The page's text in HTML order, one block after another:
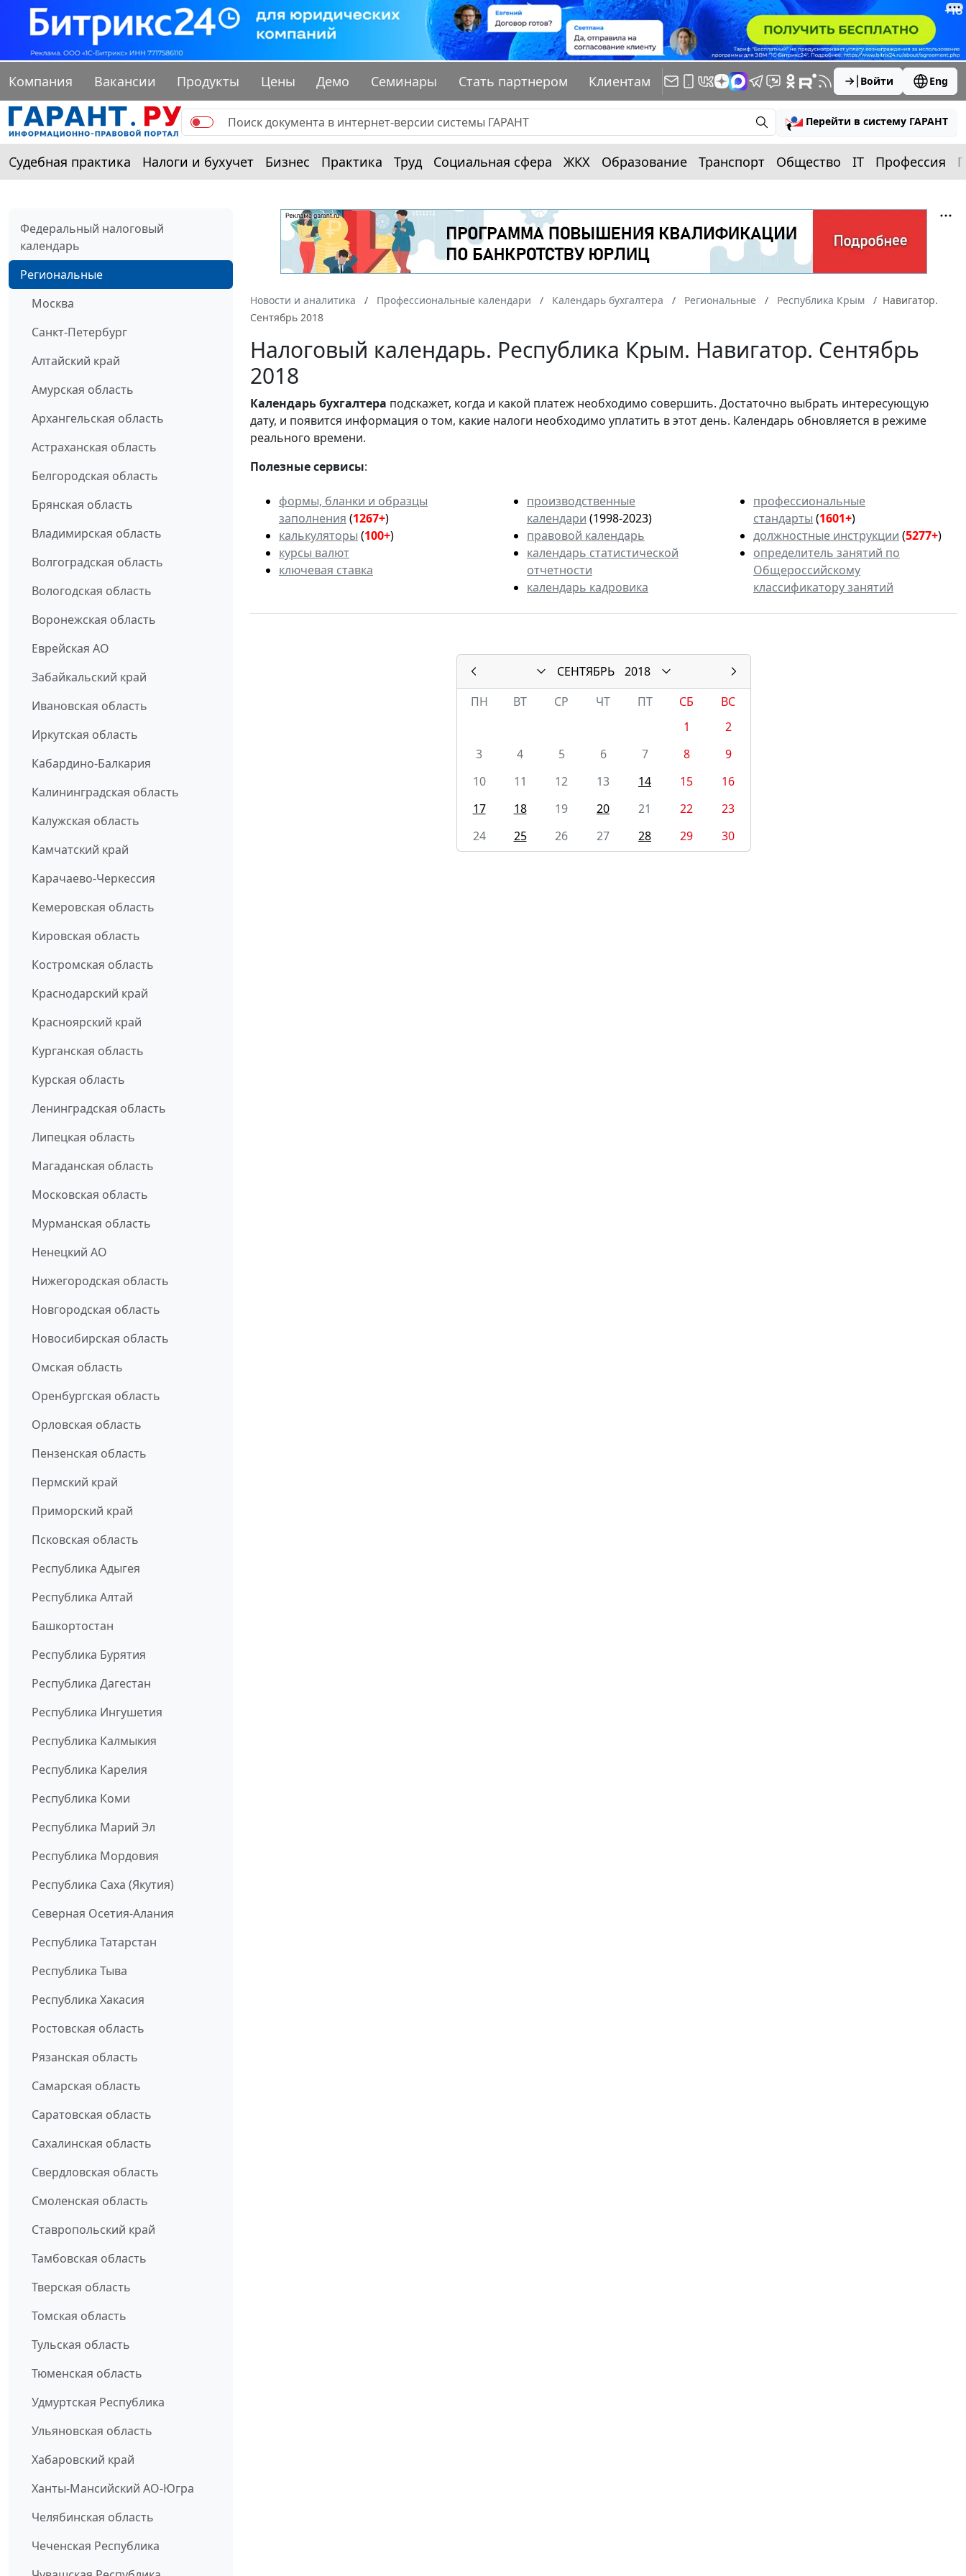
Компания Вакансии Продукты Цены Демо Семинары Стать партнером Клиентам Войти Eng
Перейти в систему ГАРАНТ
Судебная практика Налоги и бухучет Бизнес Практика Труд Социальная сфера ЖКХ Образование Транспорт Общество IT Профессия
Федеральный налоговый
календарь
Региональные
Москва
Санкт-Петербург
Алтайский край
Амурская область
Архангельская область
Астраханская область
Белгородская область
Брянская область
Владимирская область
Волгоградская область
Вологодская область
Воронежская область
Еврейская АО
Забайкальский край
Ивановская область
Иркутская область
Кабардино-Балкария
Калининградская область
Калужская область
Камчатский край
Карачаево-Черкессия
Кемеровская область
Кировская область
Костромская область
Краснодарский край
Красноярский край
Курганская область
Курская область
Ленинградская область
Липецкая область
Магаданская область
Московская область
Мурманская область
Ненецкий АО
Нижегородская область
Новгородская область
Новосибирская область
Омская область
Оренбургская область
Орловская область
Пензенская область
Пермский край
Приморский край
Псковская область
Республика Адыгея
Республика Алтай
Башкортостан
Республика Бурятия
Республика Дагестан
Республика Ингушетия
Республика Калмыкия
Республика Карелия
Республика Коми
Республика Марий Эл
Республика Мордовия
Республика Саха (Якутия)
Северная Осетия-Алания
Республика Татарстан
Республика Тыва
Республика Хакасия
Ростовская область
Рязанская область
Самарская область
Саратовская область
Сахалинская область
Свердловская область
Смоленская область
Ставропольский край
Тамбовская область
Тверская область
Томская область
Тульская область
Тюменская область
Удмуртская Республика
Ульяновская область
Хабаровский край
Ханты-Мансийский АО-Югра
Челябинская область
Чеченская Республика
Новости и аналитика Профессиональные календари Календарь бухгалтера Региональные Республика Крым
Навигатор.
Сентябрь 2018
Налоговый календарь. Республика Крым. Навигатор. Сентябрь
2018
Календарьбухгалтера подскажет, когда и какой платеж необходимо совершить. Достаточно выбрать интересующую
дату, и появится информация о том, какие налоги необходимо уплатить в этот день. Календарь обновляется в режиме
реального времени.
Полезные сервисы:
формы, бланки и образцы
заполнения (1267+)
калькуляторы (100+)
курсы валют
ключевая ставка
производственные
календари (1998-2023)
правовой календарь
календарь статистической
отчетности
календарь кадровика
профессиональные
стандарты (1601+)
должностные инструкции (5277+)
определитель занятий по
Общероссийскому
классификатору занятий
СЕНТЯБРЬ
2018
ПН
ВТ СР ЧТ ПТ СБ
ВС
1
2
3
4 5 6 7 8
9
10
11 12 13 14 15
16
17
18 19 20 21 22
23
24
25 26 27 28 29 30